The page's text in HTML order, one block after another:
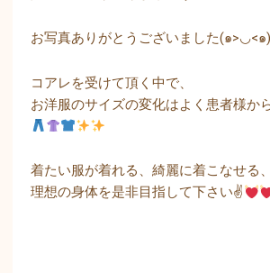
お写真ありがとうございました(๑>◡<๑)
コアレを受けて頂く中で、
お洋服のサイズの変化はよく患者様か
着たい服が着れる、綺麗に着こなせる、
理想の身体を是非目指して下さい✌